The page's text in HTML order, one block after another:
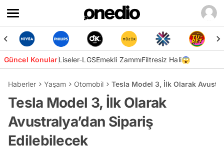
Güncel KonularLiseler-LGSEmekli ZammıFiltresiz Hali😱
Haberler Yaşam Otomobil Tesla Model 3, İlk Olarak
Tesla Model 3, İlk Olarak
Avustralya’dan Sipariş
Edilebilecek